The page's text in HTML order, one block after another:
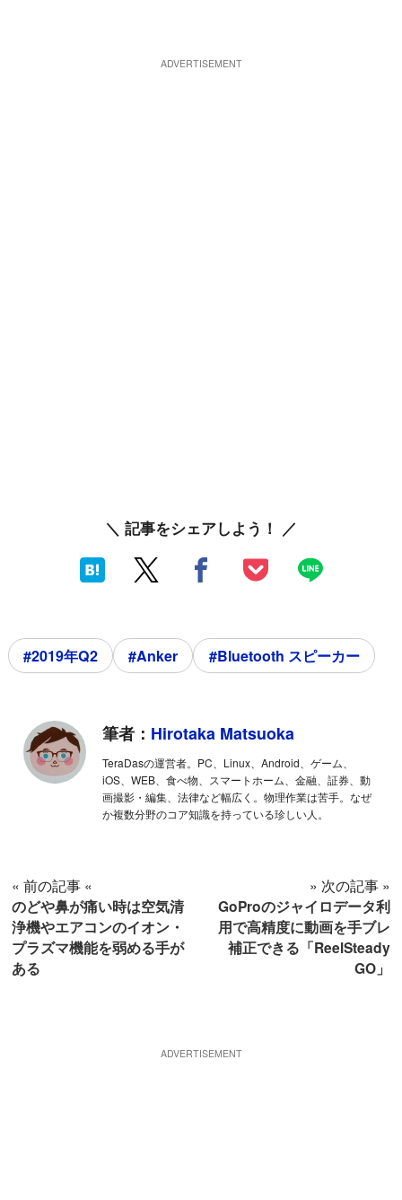
＼ 記事をシェアしよう！ ／
#2019年Q2 #Anker #Bluetooth スピーカー
筆者： Hirotaka Matsuoka
TeraDasの運営者。PC、Linux、Android、ゲーム、
iOS、WEB、食べ物、スマートホーム、金融、証券、動
画撮影・編集、法律など幅広く。物理作業は苦手。なぜ
か複数分野のコア知識を持っている珍しい人。
« 前の記事 «
のどや鼻が痛い時は空気清
浄機やエアコンのイオン・
プラズマ機能を弱める手が
ある
» 次の記事 »
GoProのジャイロデータ利
用で高精度に動画を手ブレ
補正できる「ReelSteady
GO」